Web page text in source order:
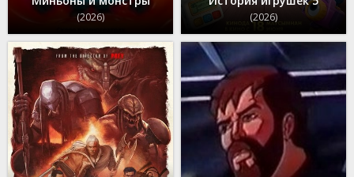
(2026) (2026)